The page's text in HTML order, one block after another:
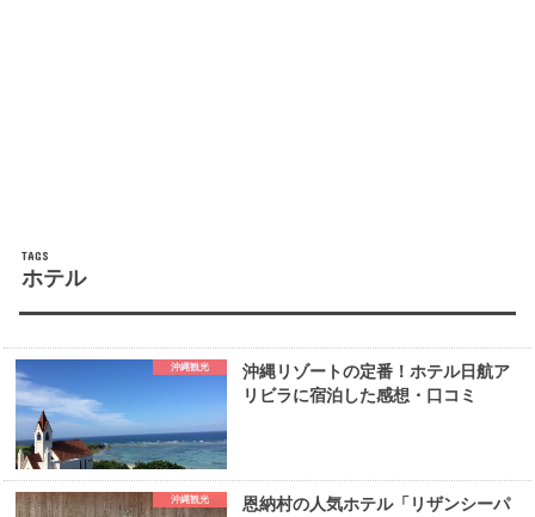
ホテル
沖縄観光
沖縄リゾートの定番！ホテル日航ア
リビラに宿泊した感想・口コミ
沖縄観光
恩納村の人気ホテル「リザンシーパ